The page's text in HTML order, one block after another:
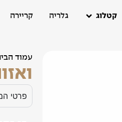
קטלוג גלריה קריירה
עמוד
פרטי